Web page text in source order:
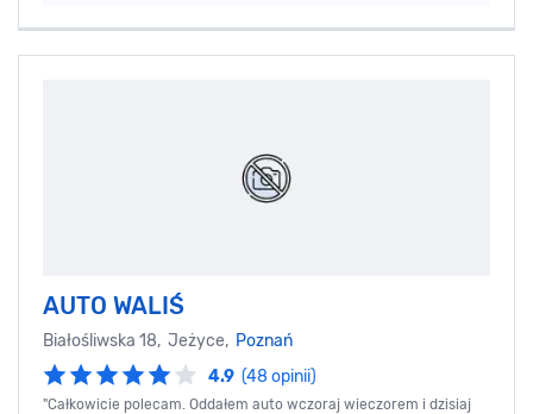
AUTO WALIŚ
Białośliwska 18, Jeżyce, Poznań
4.9 (48 opinii)
"Całkowicie polecam. Oddałem auto wczoraj wieczorem i dzisiaj